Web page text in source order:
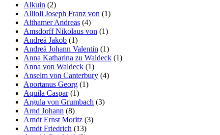
Alkuin (2)
Allioli Joseph Franz von (1)
Althamer Andreas (4)
Amsdorff Nikolaus von (1)
Andreä Jakob (1)
Andreä Johann Valentin (1)
Anna Katharina zu Waldeck (1)
Anna von Waldeck (1)
Anselm von Canterbury (4)
Aportanus Georg (1)
Aquila Caspar(1)
Argula von Grumbach (3)
Arnd Johann (8)
Arndt Ernst Moritz (3)
Arndt Friedrich (13)